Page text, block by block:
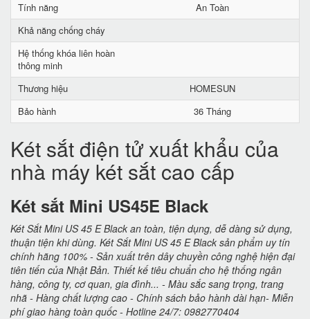
Tính năng
An Toàn
Khả năng chống cháy
Hệ thống khóa liên hoàn
thông minh
Thương hiệu
HOMESUN
Bảo hành
36 Tháng
Két sắt điện tử xuất khẩu của
nhà máy két sắt cao cấp
Két sắt Mini US45E Black
Két Sắt Mini US 45 E Black an toàn, tiện dụng, dễ dàng sử dụng,
thuận tiện khi dùng. Két Sắt Mini US 45 E Black sản phẩm uy tín
chính hãng 100% - Sản xuất trên dây chuyền công nghệ hiện đại
tiên tiến của Nhật Bản. Thiết kế tiêu chuẩn cho hệ thống ngân
hàng, công ty, cơ quan, gia đình... - Màu sắc sang trọng, trang
nhã - Hàng chất lượng cao - Chính sách bảo hành dài hạn- Miễn
phí giao hàng toàn quốc - Hotline 24/7: 0982770404